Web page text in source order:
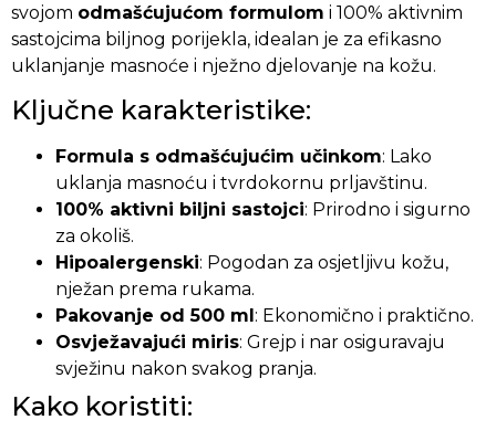
svojom odmašćujućom formulom i 100% aktivnim
sastojcima biljnog porijekla, idealan je za efikasno
uklanjanje masnoće i nježno djelovanje na kožu.
Ključne karakteristike:
Formula s odmašćujućim učinkom: Lako
uklanja masnoću i tvrdokornu prljavštinu.
100% aktivni biljni sastojci: Prirodno i sigurno
za okoliš.
Hipoalergenski: Pogodan za osjetljivu kožu,
nježan prema rukama.
Pakovanje od 500 ml : Ekonomično i praktično.
Osvježavajući miris: Grejp i nar osiguravaju
svježinu nakon svakog pranja.
Kako koristiti: